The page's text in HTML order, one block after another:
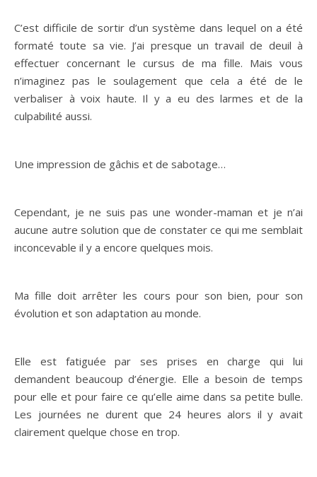
C’est difficile de sortir d’un système dans lequel on a été
formaté toute sa vie. J’ai presque un travail de deuil à
effectuer concernant le cursus de ma fille. Mais vous
n’imaginez pas le soulagement que cela a été de le
verbaliser à voix haute. Il y a eu des larmes et de la
culpabilité aussi.
Une impression de gâchis et de sabotage…
Cependant, je ne suis pas une wonder-maman et je n’ai
aucune autre solution que de constater ce qui me semblait
inconcevable il y a encore quelques mois.
Ma fille doit arrêter les cours pour son bien, pour son
évolution et son adaptation au monde.
Elle est fatiguée par ses prises en charge qui lui
demandent beaucoup d’énergie. Elle a besoin de temps
pour elle et pour faire ce qu’elle aime dans sa petite bulle.
Les journées ne durent que 24 heures alors il y avait
clairement quelque chose en trop.